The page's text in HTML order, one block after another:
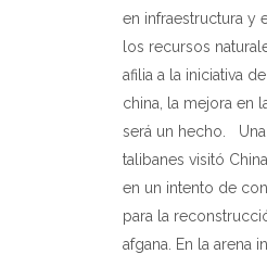
en infraestructura y
los recursos
afilia a la iniciativa
china, la mejora en
será un hecho.
talibanes visitó
en un intento de
para la
afgana. En la arena